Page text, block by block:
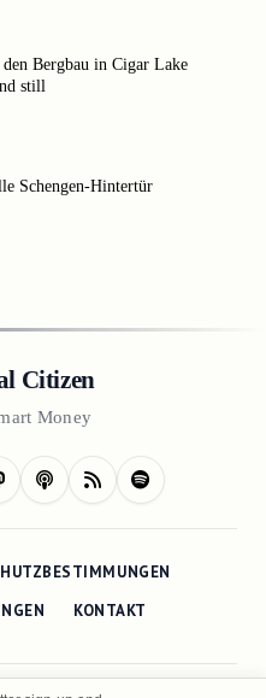
den Bergbau in Cigar Lake
still
Schengen-Hintertür
Citizen
Money
KONTAKT